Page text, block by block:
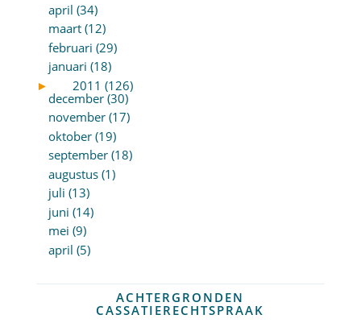
april (34)
maart (12)
februari (29)
januari (18)
►
2011 (126)
december (30)
november (17)
oktober (19)
september (18)
augustus (1)
juli (13)
juni (14)
mei (9)
april (5)
ACHTERGRONDEN
CASSATIERECHTSPRAAK